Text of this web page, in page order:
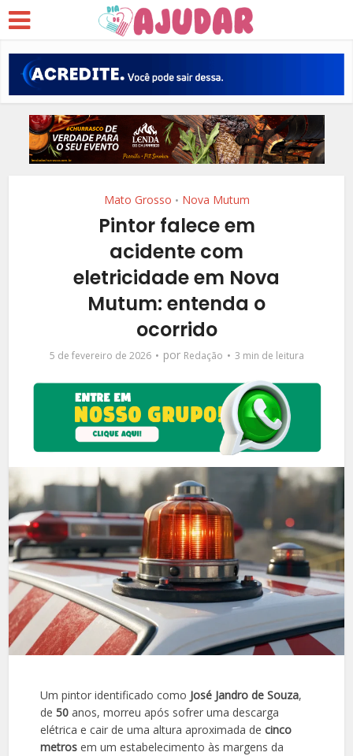
Mato Grosso • Nova Mutum
Pintor falece em
acidente com
eletricidade em Nova
Mutum: entenda o
ocorrido
5 de fevereiro de 2026 por Redação 3 min de leitura
Um pintor identificado como José Jandro de Souza,
de50 anos, morreu após sofrer uma descarga
elétrica e cair de uma altura aproximada decinco
metros em um estabelecimento às margens da